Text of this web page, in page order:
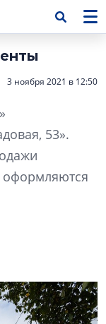
3 ноября 2021 в 12:50
53».
оформляются